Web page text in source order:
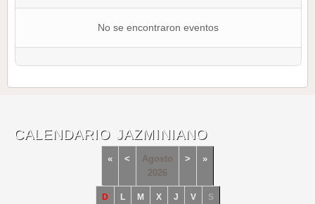
No se encontraron eventos
CALENDARIO JAZMINIANO
« <
Agosto
2026
> »
D L M X J V
S